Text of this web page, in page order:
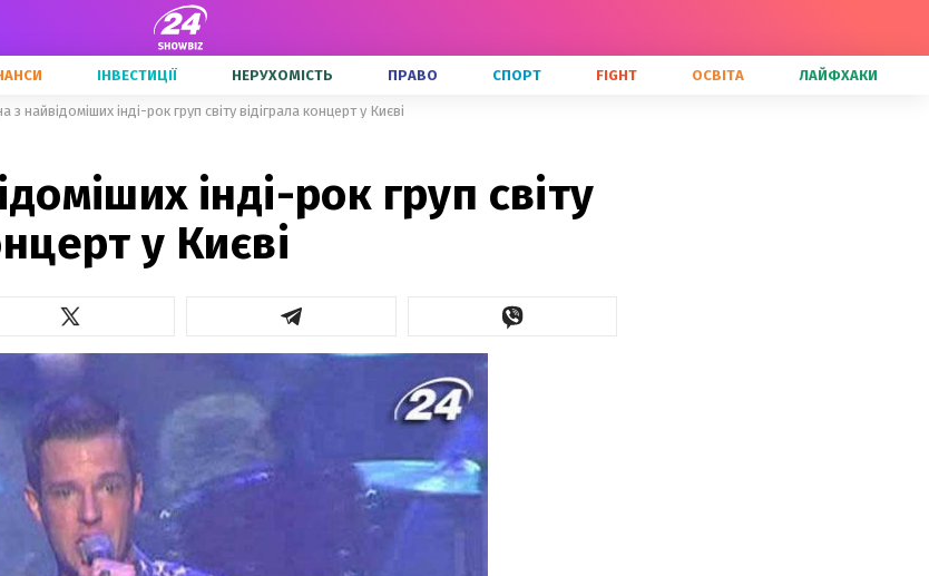
ІНВЕСТИЦІЇ НЕРУХОМІСТЬ ПРАВО СПОРТ FIGHT ОСВІТА ЛАЙФХАКИ
з найвідоміших інді-рок груп світу відіграла концерт у Києві
інді-рок груп світу
у Києві